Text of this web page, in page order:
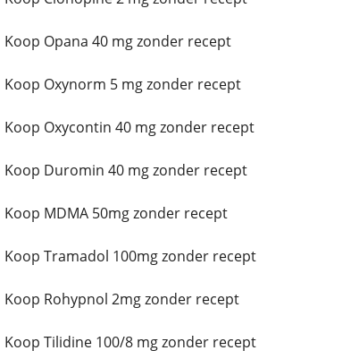
Koop Opana 40 mg zonder recept
Koop Oxynorm 5 mg zonder recept
Koop Oxycontin 40 mg zonder recept
Koop Duromin 40 mg zonder recept
Koop MDMA 50mg zonder recept
Koop Tramadol 100mg zonder recept
Koop Rohypnol 2mg zonder recept
Koop Tilidine 100/8 mg zonder recept